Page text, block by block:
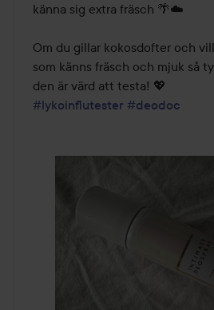
känna sig extra fräsch 🌴☁️
Om du gillar kokosdofter och
som känns fräsch och mjuk så
#lykoinflutester #deodoc